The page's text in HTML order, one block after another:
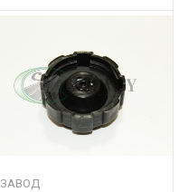
ЗАВОД